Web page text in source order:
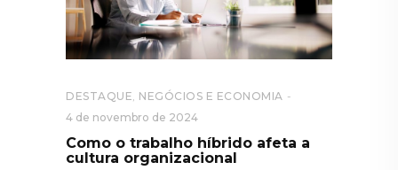
DESTAQUE NEGÓCIOS E ECONOMIA
4 de novembro de 2024
Como o trabalho híbrido afeta a
cultura organizacional